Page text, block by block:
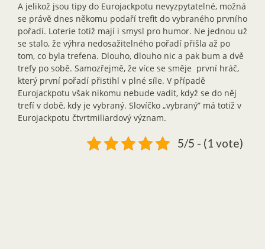
A jelikož jsou tipy do Eurojackpotu nevyzpytatelné, možná
se právě dnes někomu podaří trefit do vybraného prvního
pořadí. Loterie totiž mají i smysl pro humor. Ne jednou už
se stalo, že výhra nedosažitelného pořadí přišla až po
tom, co byla trefena. Dlouho, dlouho nic a pak bum a dvě
trefy po sobě. Samozřejmě, že více se směje první hráč,
který první pořadí přistihl v plné síle. V případě
Eurojackpotu však nikomu nebude vadit, když se do něj
trefí v době, kdy je vybraný. Slovíčko „vybraný” má totiž v
Eurojackpotu čtvrtmiliardový význam.
5/5 - (1 vote)